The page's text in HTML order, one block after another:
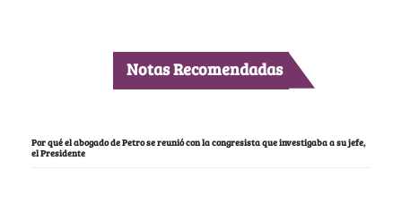
Notas Recomendadas
Por qué el abogado de Petro se reunió con la congresista que investigaba a su jefe,
el Presidente